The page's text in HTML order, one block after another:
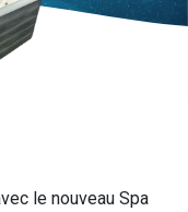
le nouveau Spa